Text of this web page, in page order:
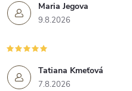
Maria Jegova
9.8.2026
Tatiana Kmeťová
7.8.2026